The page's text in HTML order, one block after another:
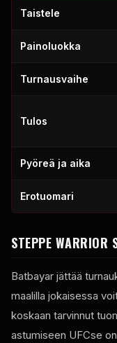
Taistele
Painoluokka
Turnausvaihe
Tulos
Pyöreä ja aika
Erotuomari
STEPPE WARRIOR
Batbayar jättää
maalilla jokaisessa
koskaan tarvinnut
astumiseen UFCse